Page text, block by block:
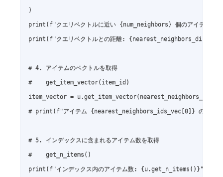
)
print(f"クエリベクトルに近い {num_neighbors} 個のアイテム
print(f"クエリベクトルとの距離:
# 4. アイテムのベクトルを取得
#    get_item_vector(item_id)
item_vector =
# print(f"アイテム {nearest_neighbors_ids_vec[0]} のベク
# 5. インデックスに含まれるアイテム数を取得
#    get_n_items()
print(f"インデックス内のアイテム数: {u.get_n_items()}")